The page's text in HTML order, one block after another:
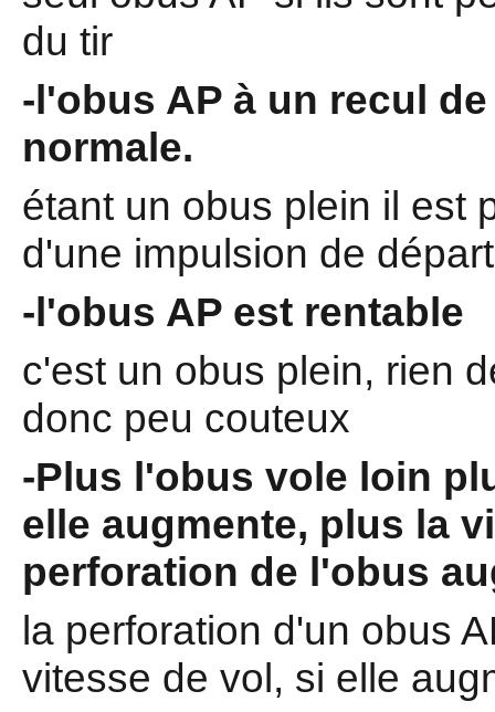
du tir
-l'obus AP à un recul
normale.
étant un obus plein il est
d'une impulsion de
-l'obus AP est rentable
c'est un obus plein, rien
donc peu couteux
-Plus l'obus vole loin
elle augmente, plus la
perforation de l'obus
la perforation d'un obus
vitesse de vol, si elle